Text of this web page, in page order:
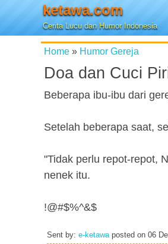
ketawa.com
Cerita Lucu dan Humor Indonesia
Home » Humor Gereja
Doa dan Cuci
Beberapa ibu-ibu dari
Setelah beberapa saat,
"Tidak perlu repot-repot,
nenek itu.
!@#$%^&$
Sent by: e-ketawaposted on 06